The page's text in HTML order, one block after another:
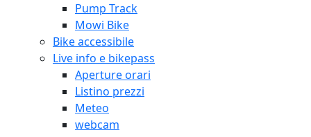
Pump Track
Mowi Bike
Bike accessibile
Live info e bikepass
Aperture orari
Listino prezzi
Meteo
webcam